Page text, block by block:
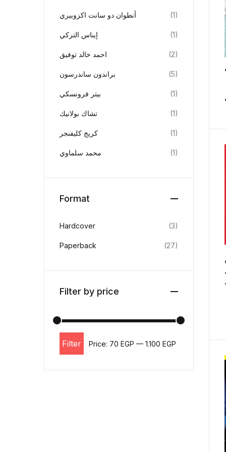
أنطوان دو سانت اكزوبيري (1)
إيناس التركي (1)
احمد خالد توفيق (2)
براندون ساندرسون (5)
بيتر فرونسكي (1)
تشاك بولانيك (1)
كريج كليفنجر (1)
محمد سلماوي (1)
Format
Hardcover (3)
Paperback (27)
Filter by price
Min price
Max price
Filter Price: 70 EGP — 1.100 EGP